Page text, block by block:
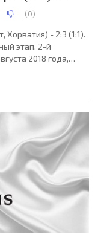
(0)
Хорватия) - 2:3 (1:1).
этап. 2-й
2018 года,
(5 % при
Кальварезе